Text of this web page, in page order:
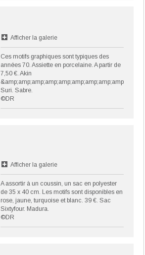
Afficher la galerie
Ces motifs graphiques sont typiques des
années 70. Assiette en porcelaine. A partir de
7,50 €. Akin
&amp;amp;amp;amp;amp;amp;amp;amp;amp;
Suri. Sabre.
©DR
Afficher la galerie
A assortir à un coussin, un sac en polyester
de 35 x 40 cm. Les motifs sont disponibles en
rose, jaune, turquoise et blanc. 39 €. Sac
Sixtyfour. Madura.
©DR